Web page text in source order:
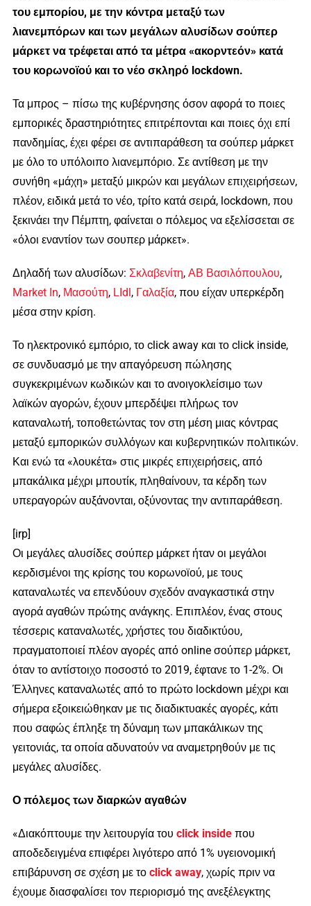
του εμπορίου, με την κόντρα μεταξύ των
λιανεμπόρων και των μεγάλων αλυσίδων σούπερ
μάρκετ να τρέφεται από τα μέτρα «ακορντεόν» κατά
του κορωνοϊού και το νέο σκληρό lockdown.
Τα μπρος – πίσω της κυβέρνησης όσον αφορά το ποιες
εμπορικές δραστηριότητες επιτρέπονται και ποιες όχι επί
πανδημίας, έχει φέρει σε αντιπαράθεση τα σούπερ μάρκετ
με όλο το υπόλοιπο λιανεμπόριο. Σε αντίθεση με την
συνήθη «μάχη» μεταξύ μικρών και μεγάλων επιχειρήσεων,
πλέον, ειδικά μετά το νέο, τρίτο κατά σειρά, lockdown, που
ξεκινάει την Πέμπτη, φαίνεται ο πόλεμος να εξελίσσεται σε
«όλοι εναντίον των σουπερ μάρκετ».
Δηλαδή των αλυσίδων: Σκλαβενίτη, ΑΒ Βασιλόπουλου,
Market In, Μασούτη, LIdl, Γαλαξία, που είχαν υπερκέρδη
μέσα στην κρίση.
Το ηλεκτρονικό εμπόριο, το click away και το click inside,
σε συνδυασμό με την απαγόρευση πώλησης
συγκεκριμένων κωδικών και το ανοιγοκλείσιμο των
λαϊκών αγορών, έχουν μπερδέψει πλήρως τον
καταναλωτή, τοποθετώντας τον στη μέση μιας κόντρας
μεταξύ εμπορικών συλλόγων και κυβερνητικών πολιτικών.
Και ενώ τα «λουκέτα» στις μικρές επιχειρήσεις, από
μπακάλικα μέχρι μπουτίκ, πληθαίνουν, τα κέρδη των
υπεραγορών αυξάνονται, οξύνοντας την αντιπαράθεση.
[irp]
Οι μεγάλες αλυσίδες σούπερ μάρκετ ήταν οι μεγάλοι
κερδισμένοι της κρίσης του κορωνοϊού, με τους
καταναλωτές να επενδύουν σχεδόν αναγκαστικά στην
αγορά αγαθών πρώτης ανάγκης. Επιπλέον, ένας στους
τέσσερις καταναλωτές, χρήστες του διαδικτύου,
πραγματοποιεί πλέον αγορές από online σούπερ μάρκετ,
όταν το αντίστοιχο ποσοστό το 2019, έφτανε το 1-2%. Οι
Έλληνες καταναλωτές από το πρώτο lockdown μέχρι και
σήμερα εξοικειώθηκαν με τις διαδικτυακές αγορές, κάτι
που σαφώς έπληξε τη δύναμη των μπακάλικων της
γειτονιάς, τα οποία αδυνατούν να αναμετρηθούν με τις
μεγάλες αλυσίδες.
Ο πόλεμος των διαρκών αγαθών
«Διακόπτουμε την λειτουργία του click insideπου
αποδεδειγμένα επιφέρει λιγότερο από 1% υγειονομική
επιβάρυνση σε σχέση με το click away, χωρίς πριν να
έχουμε διασφαλίσει τον περιορισμό της ανεξέλεγκτης